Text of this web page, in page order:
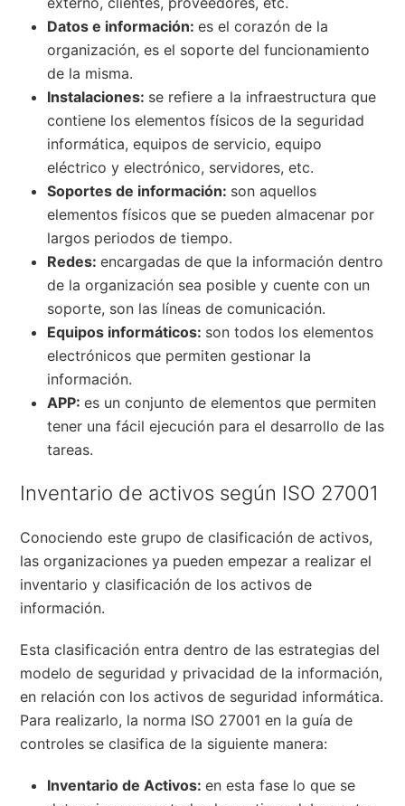
Datos e información:es el corazón de la
organización, es el soporte del funcionamiento
de la misma.
Instalaciones: se refiere a la infraestructura que
contiene los elementos físicos de la seguridad
informática, equipos de servicio, equipo
eléctrico y electrónico, servidores, etc.
Soportes de información: son aquellos
elementos físicos que se pueden almacenar por
largos periodos de tiempo.
Redes:encargadas de que la información dentro
de la organización sea posible y cuente con un
soporte, son las líneas de comunicación.
Equipos informáticos: son todos los elementos
electrónicos que permiten gestionar la
información.
APP:es un conjunto de elementos que permiten
tener una fácil ejecución para el desarrollo de las
tareas.
Inventario de activos según ISO 27001
Conociendo este grupo de clasificación de activos,
las organizaciones ya pueden empezar a realizar el
inventario y clasificación de los activos de
información.
Esta clasificación entra dentro de las estrategias del
modelo de seguridad y privacidad de la información,
en relación con los activos de seguridad informática.
Para realizarlo, la norma ISO 27001 en la guía de
controles se clasifica de la siguiente manera:
Inventario de Activos:en esta fase lo que se